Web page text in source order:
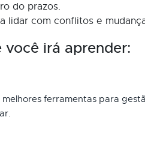
do prazos.
lidar com conflitos e
você irá aprender:
ferramentas para